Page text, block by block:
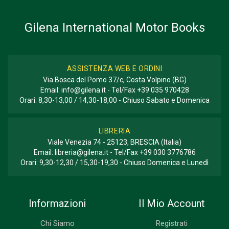
Gilena International Motor Books
ASSISTENZA WEB E ORDINI
Via Bosca del Pomo 37/c, Costa Volpino (BG)
Email: info@gilena.it- Tel/Fax +39 035 970428
Orari: 8,30-13,00 / 14,30-18,00 - Chiuso Sabato e Domenica
LIBRERIA
Viale Venezia 74 - 25123, BRESCIA (Italia)
Email: libreria@gilena.it- Tel/Fax +39 030 3776786
Orari: 9,30-12,30 / 15,30-19,30 - Chiuso Domenica e Lunedì
Informazioni
Chi Siamo
Il Mio Account
Registrati